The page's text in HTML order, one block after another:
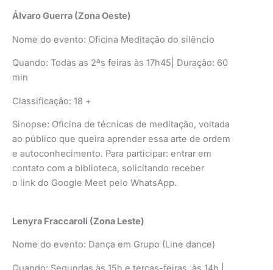
Álvaro Guerra (Zona Oeste)
Nome do evento: Oficina Meditação do silêncio
Quando: Todas as 2ªs feiras às 17h45| Duração: 60
min
Classificação: 18 +
Sinopse: Oficina de técnicas de meditação, voltada
ao público que queira aprender essa arte de ordem
e autoconhecimento. Para participar: entrar em
contato com a biblioteca, solicitando receber
o link do Google Meet pelo WhatsApp.
Lenyra Fraccaroli (Zona Leste)
Nome do evento: Dança em Grupo (Line dance)